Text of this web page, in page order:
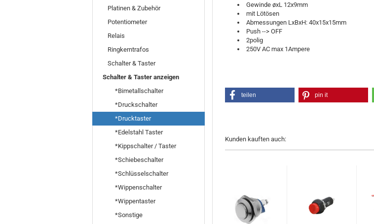
Gewinde øxL 12x9mm
mit Lötösen
Abmessungen LxBxH: 40x15x15mm
Push --> OFF
2polig
250V AC max 1Ampere
teilen pin it
Kunden kauften auch:
Platinen & Zubehör
Potentiometer
Relais
Ringkerntrafos
Schalter & Taster
Schalter & Taster anzeigen
*Bimetallschalter
*Druckschalter
*Drucktaster
*Edelstahl Taster
*Kippschalter / Taster
*Schiebeschalter
*Schlüsselschalter
*Wippenschalter
*Wippentaster
*Sonstige